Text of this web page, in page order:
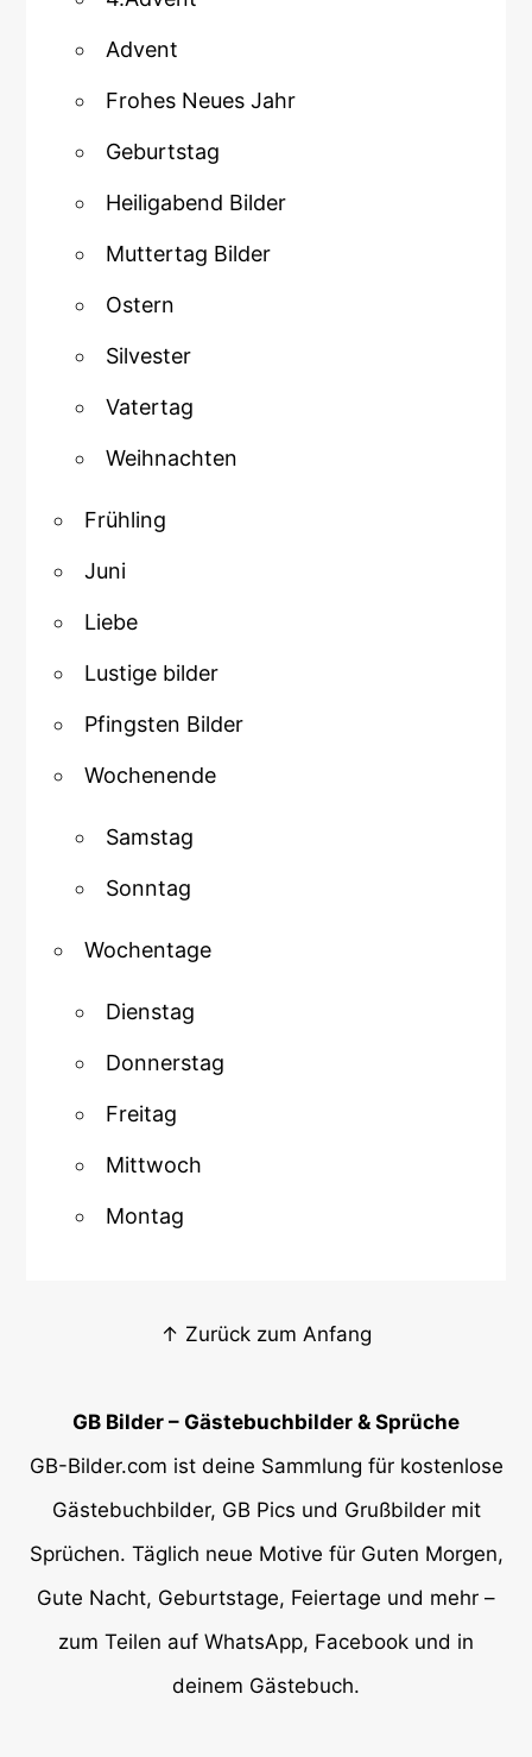
Advent
Frohes Neues Jahr
Geburtstag
Heiligabend Bilder
Muttertag Bilder
Ostern
Silvester
Vatertag
Weihnachten
Frühling
Juni
Liebe
Lustige bilder
Pfingsten Bilder
Wochenende
Samstag
Sonntag
Wochentage
Dienstag
Donnerstag
Freitag
Mittwoch
Montag
↑ Zurück zum Anfang
GB Bilder – Gästebuchbilder & Sprüche
GB-Bilder.com ist deine Sammlung für kostenlose
Gästebuchbilder, GB Pics und Grußbilder mit
Sprüchen. Täglich neue Motive für Guten Morgen,
Gute Nacht, Geburtstage, Feiertage und mehr –
zum Teilen auf WhatsApp, Facebook und in
deinem Gästebuch.